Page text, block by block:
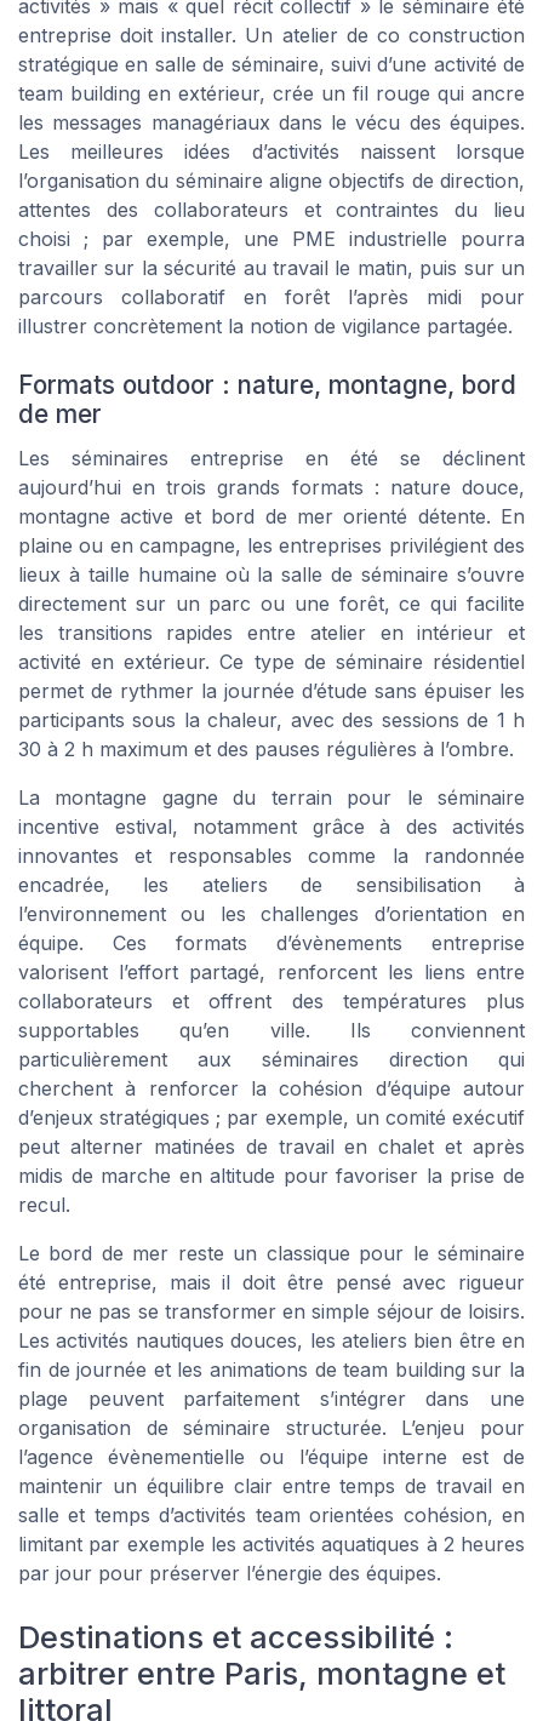
activités » mais « quel récit collectif » le séminaire été
entreprise doit installer. Un atelier de co construction
stratégique en salle de séminaire, suivi d’une activité de
team building en extérieur, crée un fil rouge qui ancre
les messages managériaux dans le vécu des équipes.
Les meilleures idées d’activités naissent lorsque
l’organisation du séminaire aligne objectifs de direction,
attentes des collaborateurs et contraintes du lieu
choisi ; par exemple, une PME industrielle pourra
travailler sur la sécurité au travail le matin, puis sur un
parcours collaboratif en forêt l’après midi pour
illustrer concrètement la notion de vigilance partagée.
Formats outdoor : nature, montagne, bord
de mer
Les séminaires entreprise en été se déclinent
aujourd’hui en trois grands formats : nature douce,
montagne active et bord de mer orienté détente. En
plaine ou en campagne, les entreprises privilégient des
lieux à taille humaine où la salle de séminaire s’ouvre
directement sur un parc ou une forêt, ce qui facilite
les transitions rapides entre atelier en intérieur et
activité en extérieur. Ce type de séminaire résidentiel
permet de rythmer la journée d’étude sans épuiser les
participants sous la chaleur, avec des sessions de 1 h
30 à 2 h maximum et des pauses régulières à l’ombre.
La montagne gagne du terrain pour le séminaire
incentive estival, notamment grâce à des activités
innovantes et responsables comme la randonnée
encadrée, les ateliers de sensibilisation à
l’environnement ou les challenges d’orientation en
équipe. Ces formats d’évènements entreprise
valorisent l’effort partagé, renforcent les liens entre
collaborateurs et offrent des températures plus
supportables qu’en ville. Ils conviennent
particulièrement aux séminaires direction qui
cherchent à renforcer la cohésion d’équipe autour
d’enjeux stratégiques ; par exemple, un comité exécutif
peut alterner matinées de travail en chalet et après
midis de marche en altitude pour favoriser la prise de
recul.
Le bord de mer reste un classique pour le séminaire
été entreprise, mais il doit être pensé avec rigueur
pour ne pas se transformer en simple séjour de loisirs.
Les activités nautiques douces, les ateliers bien être en
fin de journée et les animations de team building sur la
plage peuvent parfaitement s’intégrer dans une
organisation de séminaire structurée. L’enjeu pour
l’agence évènementielle ou l’équipe interne est de
maintenir un équilibre clair entre temps de travail en
salle et temps d’activités team orientées cohésion, en
limitant par exemple les activités aquatiques à 2 heures
par jour pour préserver l’énergie des équipes.
Destinations et accessibilité :
arbitrer entre Paris, montagne et
littoral